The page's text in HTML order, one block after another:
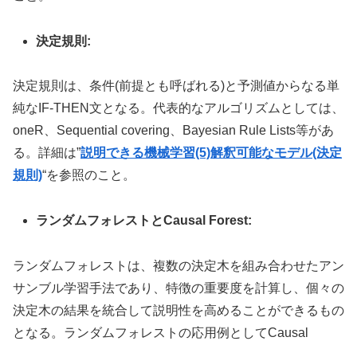
決定規則:
決定規則は、条件(前提とも呼ばれる)と予測値からなる単
純なIF-THEN文となる。 代表的なアルゴリズムとしては、
oneR、Sequential covering、Bayesian Rule Lists等があ
る。詳細は”説明できる機械学習(5)解釈可能なモデル(決定
規則)“を参照のこと。
ランダムフォレストとCausal Forest:
ランダムフォレストは、複数の決定木を組み合わせたアン
サンブル学習手法であり、特徴の重要度を計算し、個々の
決定木の結果を統合して説明性を高めることができるもの
となる。ランダムフォレストの応用例としてCausal